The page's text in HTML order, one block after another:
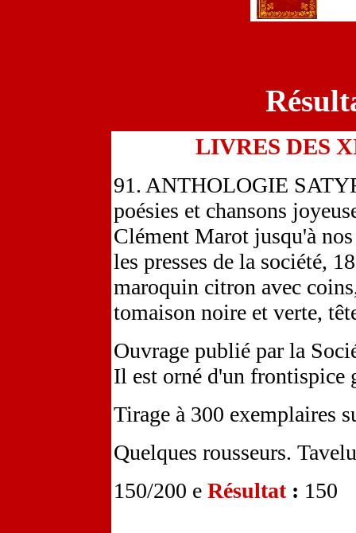
LIVRES DES
91. ANTHOLOGIE
poésies et chansons
Clément Marot jusqu'à
les presses de la société,
maroquin citron avec
tomaison noire et verte,
Ouvrage publié par la
Il est orné d'un frontispice
Tirage à 300 exemplaires
Quelques rousseurs.
150/200 e Résultat: 150